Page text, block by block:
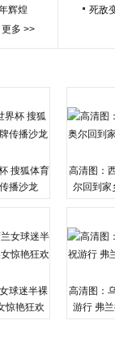
辉煌
更多 >>
死敌
搜狐体育
播沙龙
高清图：
尔回到家
球迷半裸
惊艳狂欢
高清图：
游行 弗